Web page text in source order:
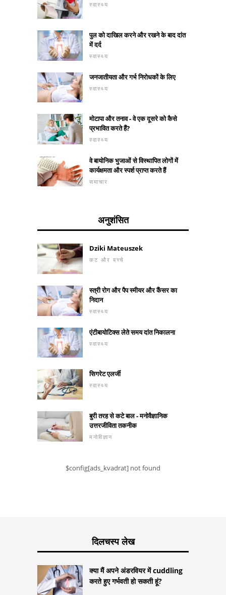
स्वास्थ्य
पुल को दाखिल करने और रखने के बाद दांत
में दर्द
स्वास्थ्य
जनजातीयता और गर्भ निरोधकों के लिए
स्वास्थ्य
मोटापा और तनाव - वे एक दूसरे को कैसे
प्रभावित करते हैं?
स्वास्थ्य
वे बायोनिक भुजाओं से विस्थापित लोगों में
कार्यक्षमता और स्पर्श प्राप्त करते हैं
समाचार
अनुशंसित
Dziki Mateuszek
कट और बच्चे
स्त्री रोग और पैप स्मीयर और कैंसर का
निदान
स्वास्थ्य
एंटीबायोटिक्स लेते समय दांत निकालना
स्वास्थ्य
सिगरेट एलर्जी
स्वास्थ्य
बुरी तरह से कटे बाल - मनोवैज्ञानिक
उत्तरजीविता तकनीक
मनोविज्ञान
$config[ads_kvadrat] not found
दिलचस्प लेख
क्या मैं अपने अंडरवियर में cuddling
करते हुए गर्भवती हो सकती हूं?